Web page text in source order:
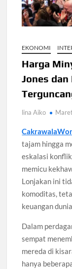
PPh Pasal 22
PKB Soal
Kasus Fortitude
Jawab
Kasus Impor Bea
EKONOMI
Harga
Jones
lina Aiko
tajam hingga
eskalasi
memicu
Lonjakan ini
komoditas,
keuangan
Dalam
sempat
mereda di
hanya